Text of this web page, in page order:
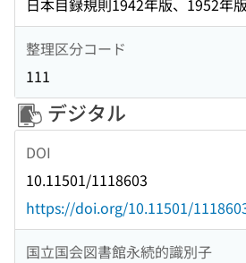
日本目録規則1942年版、1952年
整理区分コード
111
デジタル
DOI
10.11501/1118603
https://doi.org/10.11501/
国立国会図書館永続的識別子